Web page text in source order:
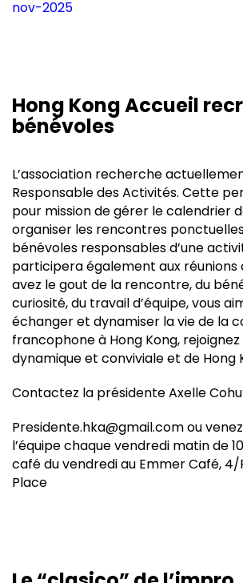
nov-2025
Hong Kong Accueil
bénévoles
L’association recherche
Responsable des Activités. Cette
pour mission de gérer le calendrier
organiser les rencontres
bénévoles responsables d’une
participera également aux réunions
avez le gout de la rencontre, du
curiosité, du travail d’équipe, vous
échanger et dynamiser la vie de la
francophone à Hong Kong, rejoignez
dynamique et conviviale et de Hong
Contactez la présidente Axelle Cohu
Presidente.hka@gmail.com ou
l’équipe chaque vendredi matin de
café du vendredi au Emmer Café, 4/
Place